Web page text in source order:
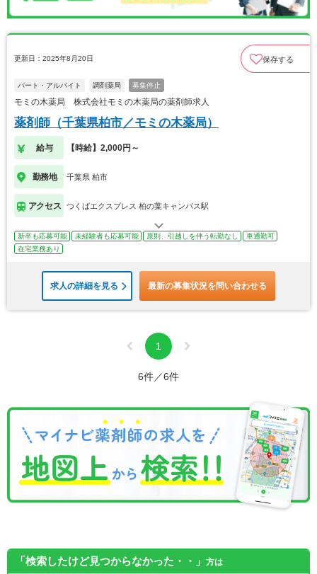
更新日：2025年8月20日 保存する
パート・アルバイト 調剤薬局 募集停止
モミの木薬局 株式会社モミの木薬局の薬剤師求人
薬剤師（千葉県柏市／モミの木薬局）
給与 【時給】2,000円～
勤務地 千葉県 柏市
アクセス つくばエクスプレス 柏の葉キャンパス駅
新卒も応募可能 未経験者も応募可能 原則、引越しを伴う転勤なし
車通勤可
在宅業務あり
求人の詳細を見る 最新の募集状況を問い合わせる
1
6件／6件
「検索したけど見つからなかった・・」 方は